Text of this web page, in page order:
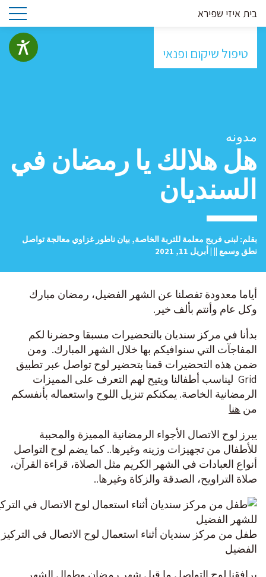
בית איזי שפירא
טיפול שיקום ופנאי
مدونه
هل هلالك يا رمضان في
السنديان
بقلم: لبنى فريج معلمة للتربة الخاصة, بيان ناطور غزاوي معالجة تواصل
نطق وسمع || | أبريل 11, 2021
أياما معدودة تفصلنا عن الشهر الفضيل، رمضان مبارك
وكل عام وأنتم بألف خير.
بدأنا في مركز سنديان بالتحضيرات مسبقا وحضرنا لكم
المفاجآت التي سنوافيكم بها خلال الشهر المبارك. ومن
ضمن هذه التحضيرات قمنا بتحضير لوح تواصل عبر تطبيق
Grid ليناسب أطفالنا ويتيح لهم التعرف على المميزات
الرمضانية الخاصة. يمكنكم تنزيل اللوح واستعماله بأنفسكم
من هنا
يبرز لوح الاتصال الأجواء الرمضانية المميزة والمحببة
للأطفال من تجهيزات وزينه وغيرها.. كما يضم لوح التواصل
أنواع العبادات في الشهر الكريم مثل الصلاة، قراءة القرآن،
صلاة التراويح، الصدقة والزكاة وغيرها..
طفل من مركز سنديان أثناء استعمال لوح الاتصال في
الفضيل